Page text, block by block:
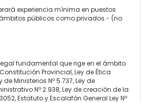
experiencia mínima en puestos
públicos como privados.- (no
fundamental que rige en el ámbito
Provincial, Ley de Ética
de Ministerios Nº 5.737, Ley de
Nº 2.938, Ley de creación de la
Estatuto y Escalafón General Ley Nº